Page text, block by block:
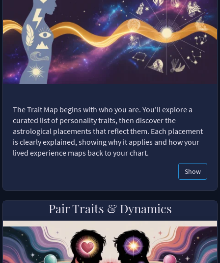
The Trait Map begins with who you are. You'll explore a
curated list of personality traits, then discover the
astrological placements that reflect them. Each placement
is clearly explained, showing why it applies and how your
lived experience maps back to your chart.
Show
Pair Traits & Dynamics